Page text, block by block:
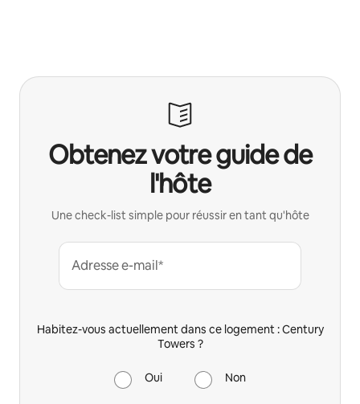
Obtenez votre guide de
l'hôte
Une check-list simple pour réussir en tant qu'hôte
Adresse e-mail*
Habitez-vous actuellement dans ce logement : Century
Towers ?
Oui Non